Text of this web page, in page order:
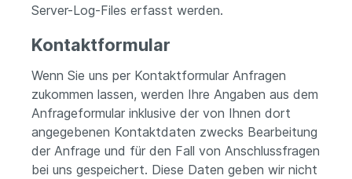
Server-Log-Files erfasst werden.
Kontaktformular
Wenn Sie uns per Kontaktformular Anfragen
zukommen lassen, werden Ihre Angaben aus dem
Anfrageformular inklusive der von Ihnen dort
angegebenen Kontaktdaten zwecks Bearbeitung
der Anfrage und für den Fall von Anschlussfragen
bei uns gespeichert. Diese Daten geben wir nicht